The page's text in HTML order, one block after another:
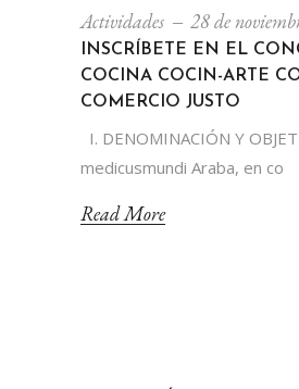
Actividades 28 de
INSCRÍBETE EN EL
COCINA COCIN-ARTE
COMERCIO JUSTO
I. DENOMINACIÓN Y
medicusmundi Araba, en co
Read More